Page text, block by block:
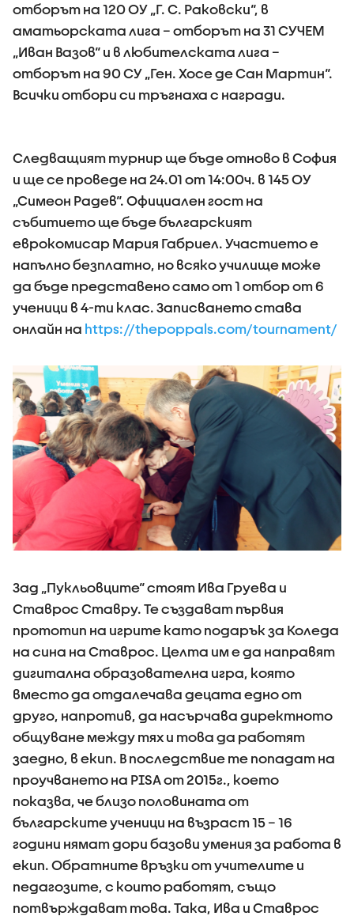
отборът на 120 ОУ „Г. С. Раковски“, в
аматьорската лига – отборът на 31 СУЧЕМ
„Иван Вазов“ и в любителската лига –
отборът на 90 СУ „Ген. Хосе де Сан Мартин“.
Всички отбори си тръгнаха с награди.
Следващият турнир ще бъде отново в София
и ще се проведе на 24.01 от 14:00ч. в 145 ОУ
„Симеон Радев“. Официален гост на
събитието ще бъде българският
еврокомисар Мария Габриел. Участието е
напълно безплатно, но всяко училище може
да бъде представено само от 1 отбор от 6
ученици в 4-ти клас. Записването става
онлайн на https://thepoppals.com/tournament/
Зад „Пукльовците“ стоят Ива Груева и
Ставрос Ставру. Те създават първия
прототип на игрите като подарък за Коледа
на сина на Ставрос. Целта им е да направят
дигитална образователна игра, която
вместо да отдалечава децата едно от
друго, напротив, да насърчава директното
общуване между тях и това да работят
заедно, в екип. В последствие те попадат на
проучването на PISA от 2015г., което
показва, че близо половината от
българските ученици на възраст 15 – 16
години нямат дори базови умения за работа в
екип. Обратните връзки от учителите и
педагозите, с които работят, също
потвърждават това. Така, Ива и Ставрос